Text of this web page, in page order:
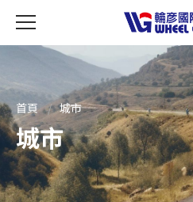
首頁 城市
城市